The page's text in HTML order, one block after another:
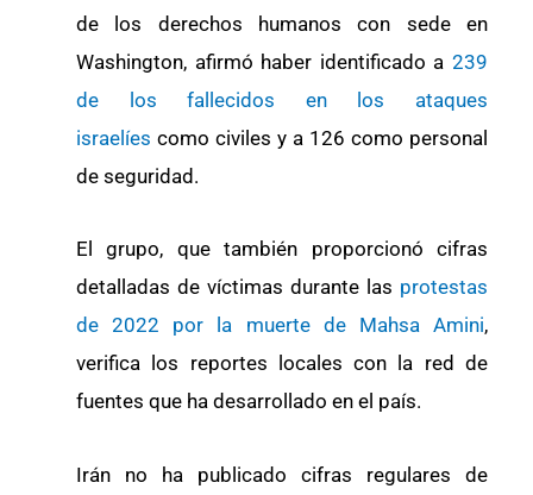
de los derechos humanos con sede en
Washington, afirmó haber identificado a 239
de los fallecidos en los ataques
israelíes como civiles y a 126 como personal
de seguridad.
El grupo, que también proporcionó cifras
detalladas de víctimas durante las protestas
de 2022 por la muerte de Mahsa Amini,
verifica los reportes locales con la red de
fuentes que ha desarrollado en el país.
Irán no ha publicado cifras regulares de